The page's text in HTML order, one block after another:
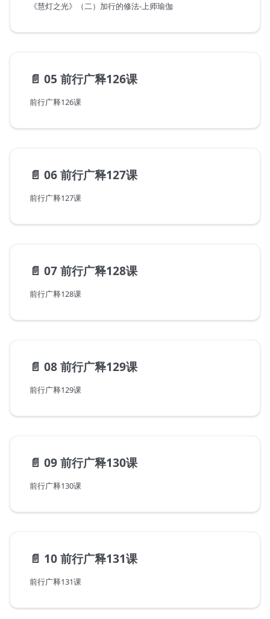
《慧灯之光》（二）加行的修法-上师瑜伽
📄️ 05 前行广释126课
前行广释126课
📄️ 06 前行广释127课
前行广释127课
📄️ 07 前行广释128课
前行广释128课
📄️ 08 前行广释129课
前行广释129课
📄️ 09 前行广释130课
前行广释130课
📄️ 10 前行广释131课
前行广释131课